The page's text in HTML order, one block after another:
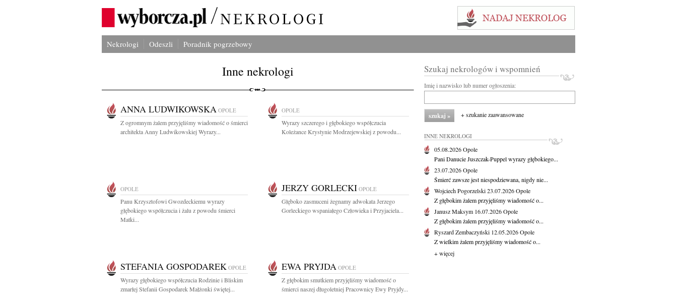
Nekrologi Odeszli Poradnik pogrzebowy
Inne nekrologi
ANNA LUDWIKOWSKA OPOLE
Z ogromnym żalem przyjęliśmy wiadomość o śmierci
architekta Anny Ludwikowskiej Wyrazy...
OPOLE
Wyrazy szczerego i głębokiego współczucia
Koleżance Krystynie Modrzejewskiej z powodu...
OPOLE
Panu Krzysztofowi Gwozdeckiemu wyrazy
głębokiego współczucia i żalu z powodu śmierci
Matki...
JERZY GORLECKI OPOLE
Głęboko zasmuceni żegnamy adwokata Jerzego
Gorleckiego wspaniałego Człowieka i Przyjaciela...
STEFANIA GOSPODAREK OPOLE
Wyrazy głębokiego współczucia Rodzinie i Bliskim
zmarłej Stefanii Gospodarek Małżonki świętej...
EWA PRYJDA OPOLE
Z głębokim smutkiem przyjęliśmy wiadomość o
śmierci naszej długoletniej Pracownicy Ewy Pryjdy...
Szukaj nekrologów i wspomnień
Imię i nazwisko lub numer ogłoszenia:
+ szukanie zaawansowane
INNE NEKROLOGI
05.08.2026Opole
Pani Danucie Juszczak-Puppel wyrazy głębokiego...
23.07.2026Opole
Śmierć zawsze jest niespodziewana, nigdy nie...
Wojciech Pogorzelski23.07.2026Opole
Z głębokim żalem przyjęliśmy wiadomość o...
Janusz Maksym 16.07.2026Opole
Z głębokim żalem przyjęliśmy wiadomość o...
Ryszard Zembaczyński 12.05.2026Opole
Z wielkim żalem przyjęliśmy wiadomość o...
+ więcej